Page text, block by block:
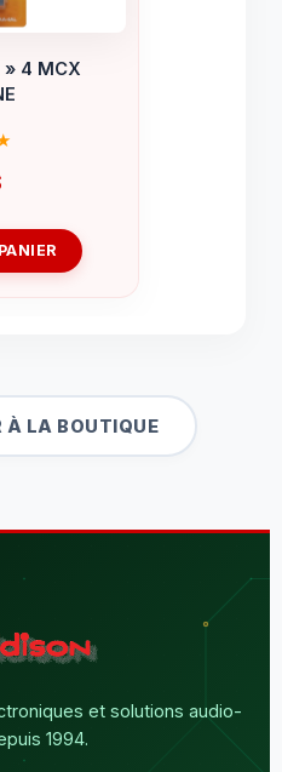
» 4 MCX
À LA BOUTIQUE
et solutions audio-
1994.